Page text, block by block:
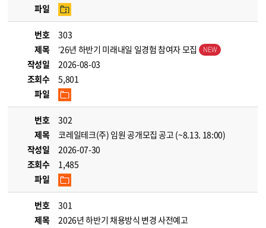
파일
번호
303
제목
’26년 하반기 미래내일 일경험 참여자 모집
작성일
2026-08-03
조회수
5,801
파일
번호
302
제목
코레일테크(주) 임원 공개모집 공고 (~8.13. 18:00)
작성일
2026-07-30
조회수
1,485
파일
번호
301
제목
2026년 하반기 채용방식 변경 사전예고